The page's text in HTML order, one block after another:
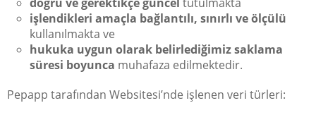
işlendikleri amaçla bağlantılı, sınırlı ve ölçülü
kullanılmakta ve
hukuka uygun olarak belirlediğimiz saklama
süresi boyunca muhafaza edilmektedir.
Pepapp tarafından Websitesi’nde işlenen veri türleri: